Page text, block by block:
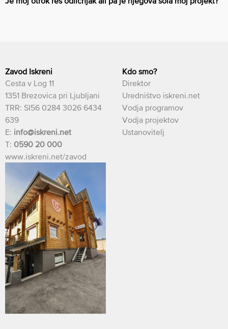
Zavod Iskreni
Cesta v Log 11
1351 Brezovica pri Ljubljani
TRR: SI56 0284 3026 6434
639
E: info@iskreni.net
T: 0590 20 000
www.iskreni.net/zavod
Kdo smo?
Direktor
Uredništvo iskreni.net
Vodja programov
Vodja projektov
Ustanovitelj